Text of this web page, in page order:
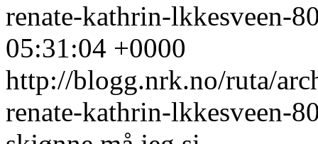
renate-kathrin-lkkesveen-
05:31:04 +0000
http://blogg.nrk.no/ruta/
renate-kathrin-lkkesveen-